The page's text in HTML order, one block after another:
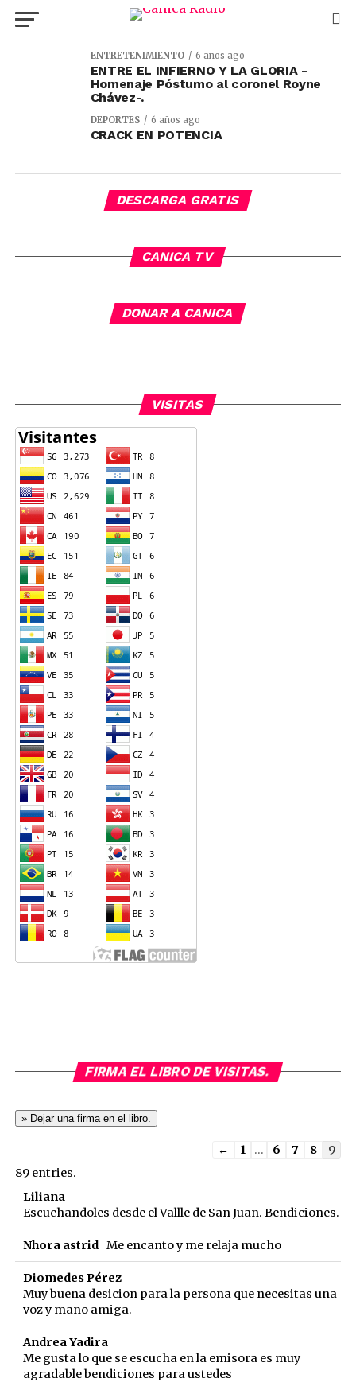
ENTRETENIMIENTO 6 años ago
ENTRE EL INFIERNO Y LA GLORIA -
Homenaje Póstumo al coronel Royne
Chávez-.
DEPORTES 6 años ago
CRACK EN POTENCIA
DESCARGA GRATIS
CANICA TV
DONAR A CANICA
VISITAS
FIRMA EL LIBRO DE VISITAS.
Guestbook
← 1 ... 6 7 8
9
89 entries.
Liliana
Escuchandoles desde el Vallle de San Juan. Bendiciones.
Nhora astrid Me encanto y me relaja mucho
Diomedes Pérez
Muy buena desicion para la persona que necesitas una
voz y mano amiga.
Andrea Yadira
Me gusta lo que se escucha en la emisora es muy
agradable bendiciones para ustedes